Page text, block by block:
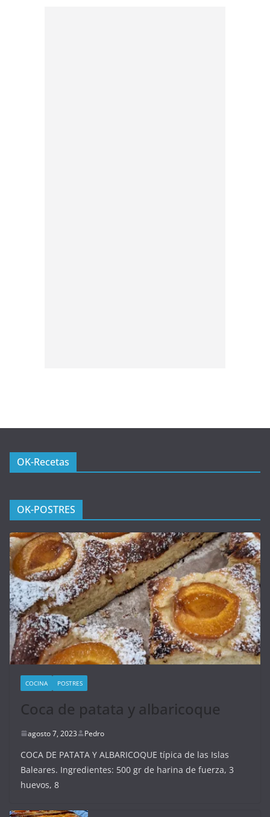
OK-Recetas
OK-POSTRES
COCINA POSTRES
Coca de patata y albaricoque
agosto 7, 2023 Pedro
COCA DE PATATA Y ALBARICOQUE típica de las Islas
Baleares. Ingredientes: 500 gr de harina de fuerza, 3
huevos, 8